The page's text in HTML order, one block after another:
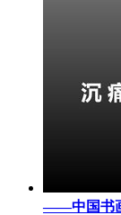
——中国书